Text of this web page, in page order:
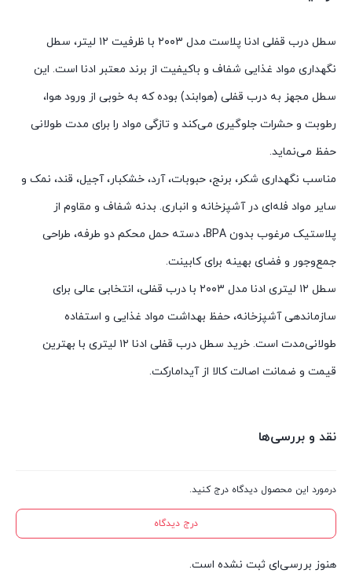
سطل درب قفلی ادنا پلاست مدل ۲۰۰۳ با ظرفیت ۱۲ لیتر، سطل
نگهداری مواد غذایی شفاف و باکیفیت از برند معتبر ادنا است. این
سطل مجهز به درب قفلی (هوابند) بوده که به خوبی از ورود هوا،
رطوبت و حشرات جلوگیری می‌کند و تازگی مواد را برای مدت طولانی
حفظ می‌نماید.
مناسب نگهداری شکر، برنج، حبوبات، آرد، خشکبار، آجیل، قند، نمک و
سایر مواد فله‌ای در آشپزخانه و انباری. بدنه شفاف و مقاوم از
پلاستیک مرغوب بدون BPA، دسته حمل محکم دو طرفه، طراحی
جمع‌وجور و فضای بهینه برای کابینت.
سطل ۱۲ لیتری ادنا مدل ۲۰۰۳ با درب قفلی، انتخابی عالی برای
سازماندهی آشپزخانه، حفظ بهداشت مواد غذایی و استفاده
طولانی‌مدت است. خرید سطل درب قفلی ادنا ۱۲ لیتری با بهترین
قیمت و ضمانت اصالت کالا از آیدامارکت.
نقد و بررسی‌ها
درمورد این محصول دیدگاه درج کنید.
درج دیدگاه
هنوز بررسی‌ای ثبت نشده است.